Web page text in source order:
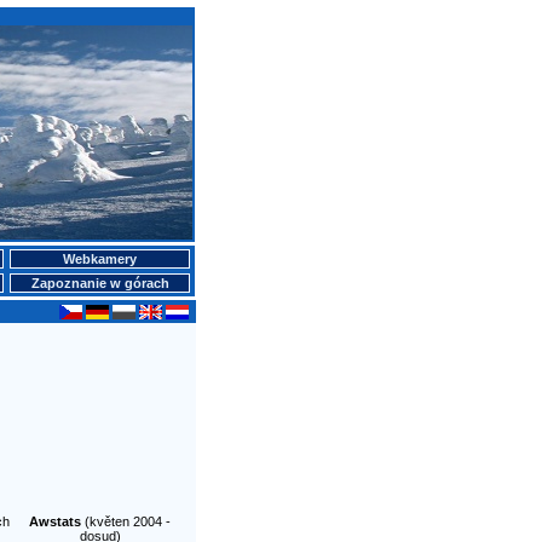
Webkamery
Zapoznanie w górach
Awstats (květen 2004 -
dosud)